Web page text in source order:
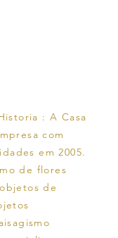
: A Casa
com
em 2005.
de flores
de